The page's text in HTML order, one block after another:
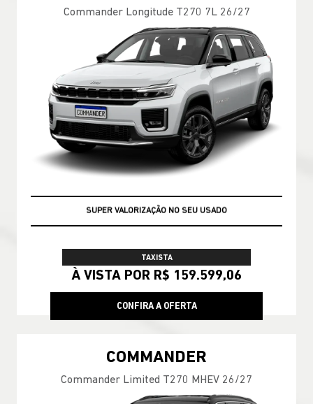
Commander Longitude T270 7L 26/27
SUPER VALORIZAÇÃO NO SEU USADO
TAXISTA
À VISTA POR R$ 159.599,06
CONFIRA A OFERTA
COMMANDER
Commander Limited T270 MHEV 26/27